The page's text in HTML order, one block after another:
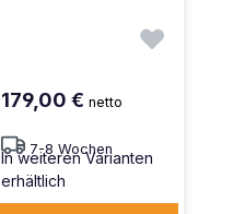
179,00 €netto
7-8 Wochen
In weiteren Varianten
erhältlich